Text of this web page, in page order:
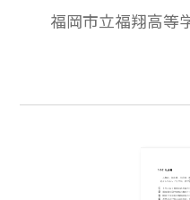
福岡市立福翔高